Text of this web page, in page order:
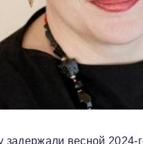
весной 2024-